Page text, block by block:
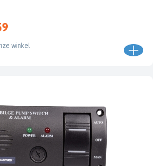
winkel